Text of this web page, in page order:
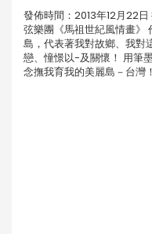
發佈時間：2013年12月22
弦樂團《馬祖世紀風情畫》
島，代表著我對故鄉、我對
戀、憧憬以-及關懷！ 用筆
念撫我育我的美麗島－台灣